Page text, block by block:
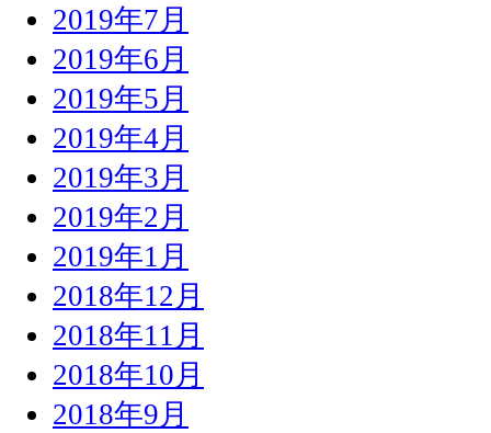
2019年7月
2019年6月
2019年5月
2019年4月
2019年3月
2019年2月
2019年1月
2018年12月
2018年11月
2018年10月
2018年9月